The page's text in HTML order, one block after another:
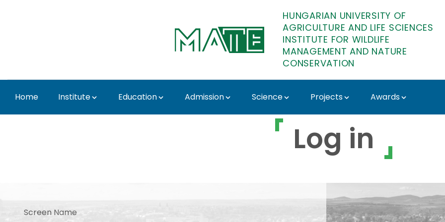
HUNGARIAN UNIVERSITY OF
AGRICULTURE AND LIFE SCIENCES
INSTITUTE FOR WILDLIFE
MANAGEMENT AND NATURE
CONSERVATION
Home Institute Education Admission Science Projects Awards
Log in - Institute for Wildlife Management
Log in
Sign In
Screen Name